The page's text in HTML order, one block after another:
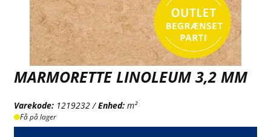
MARMORETTE LINOLEUM 3,2 MM
Varekode: 1219232 /Enhed: m²
Få på lager